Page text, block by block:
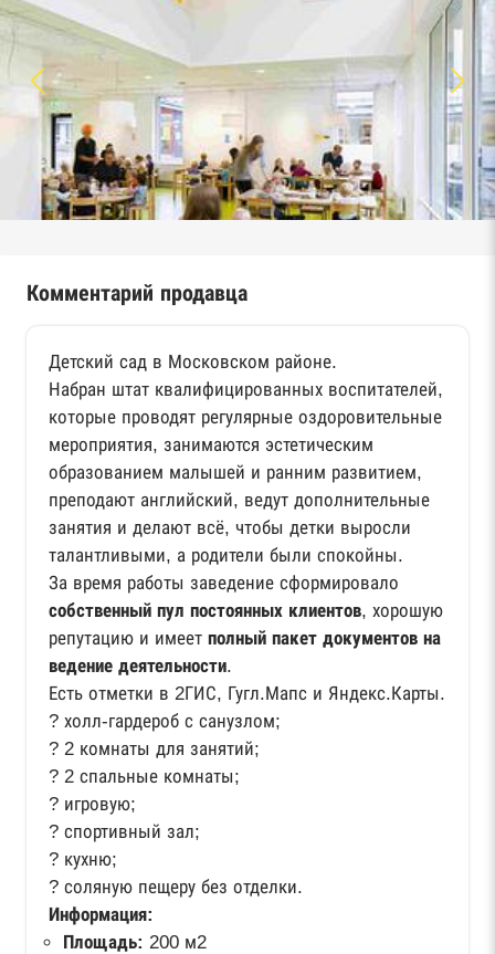
Комментарий продавца
Детский сад в Московском районе.
Набран штат квалифицированных воспитателей,
которые проводят регулярные оздоровительные
мероприятия, занимаются эстетическим
образованием малышей и ранним развитием,
преподают английский, ведут дополнительные
занятия и делают всё, чтобы детки выросли
талантливыми, а родители были спокойны.
За время работы заведение сформировало
собственный пул постоянных клиентов, хорошую
репутацию и имеет полный пакет документов на
ведение деятельности.
Есть отметки в 2ГИС, Гугл.Мапс и Яндекс.Карты.
? холл-гардероб с санузлом;
? 2 комнаты для занятий;
? 2 спальные комнаты;
? игровую;
? спортивный зал;
? кухню;
? соляную пещеру без отделки.
Информация:
Площадь: 200 м2